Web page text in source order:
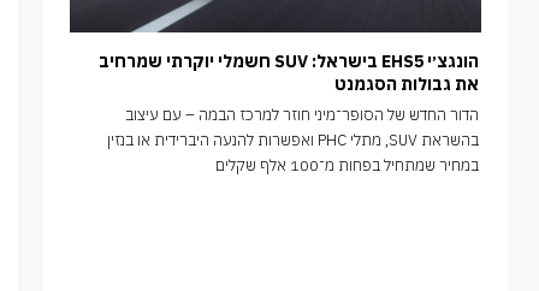
הונגצ׳י EHS5 בישראל: SUV חשמלי יוקרתי שמרחיב
את גבולות הסגמנט
הדור החדש של הסופר־מיני חוזר למרכז הבמה – עם עיצוב
בהשראת SUV, מתלי PHC ואפשרות להנעה היברידית או בנזין
במחיר שמתחיל בפחות מ־100 אלף שקלים